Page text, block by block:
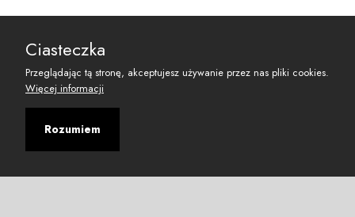
reset@resetobywatelski.pl
Ciasteczka
Przeglądając tą stronę, akceptujesz używanie przez nas pliki cookies.
Więcej informacji
Rozumiem